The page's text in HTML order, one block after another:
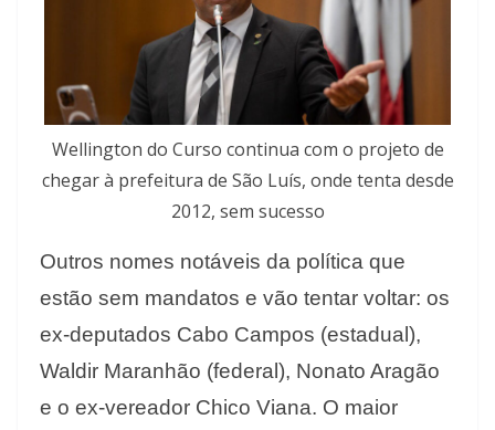
Wellington do Curso continua com o projeto de
chegar à prefeitura de São Luís, onde tenta desde
2012, sem sucesso
Outros nomes notáveis da política que
estão sem mandatos e vão tentar voltar: os
ex-deputados Cabo Campos (estadual),
Waldir Maranhão (federal), Nonato Aragão
e o ex-vereador Chico Viana. O maior